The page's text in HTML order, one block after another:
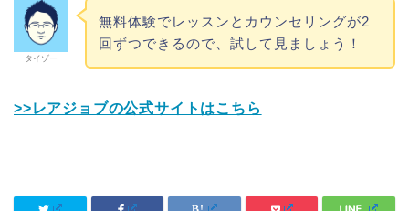
タイゾー
無料体験でレッスンとカウンセリングが2
回ずつできるので、試して見ましょう！
>>レアジョブの公式サイトはこちら